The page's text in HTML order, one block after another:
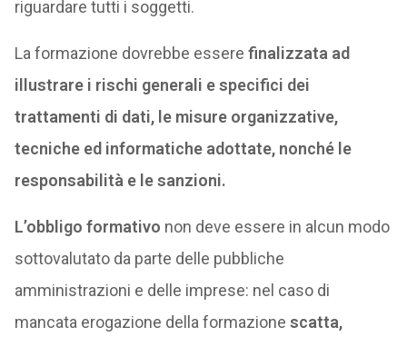
riguardare tutti i soggetti.
La formazione dovrebbe essere finalizzata ad
illustrare i rischi generali e specifici dei
trattamenti di dati, le misure organizzative,
tecniche ed informatiche adottate, nonché le
responsabilità e le sanzioni.
L’obbligo formativo non deve essere in alcun modo
sottovalutato da parte delle pubbliche
amministrazioni e delle imprese: nel caso di
mancata erogazione della formazione scatta,